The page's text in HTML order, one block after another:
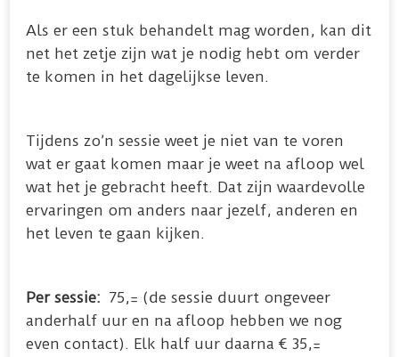
Als er een stuk behandelt mag worden, kan dit
net het zetje zijn wat je nodig hebt om verder
te komen in het dagelijkse leven.
Tijdens zo’n sessie weet je niet van te voren
wat er gaat komen maar je weet na afloop wel
wat het je gebracht heeft. Dat zijn waardevolle
ervaringen om anders naar jezelf, anderen en
het leven te gaan kijken.
Per sessie: 75,= (de sessie duurt ongeveer
anderhalf uur en na afloop hebben we nog
even contact). Elk half uur daarna € 35,=